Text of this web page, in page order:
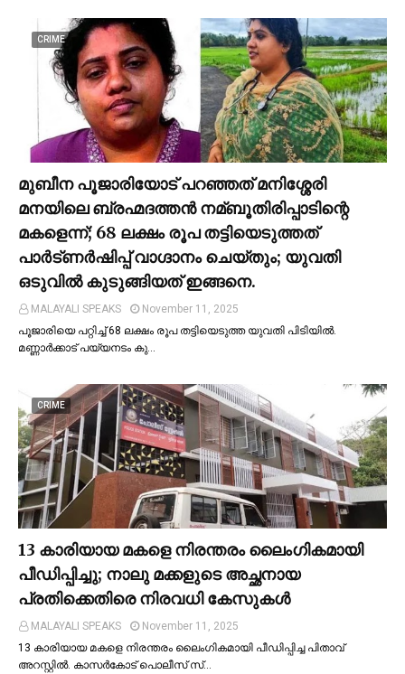
CRIME
മുബീന പൂജാരിയോട് പറഞ്ഞത് മനിശ്ശേരി
മനയിലെ ബ്രഹ്മദത്തൻ നമ്ബൂതിരിപ്പാടിന്റെ
മകളെന്ന്; 68 ലക്ഷം രൂപ തട്ടിയെടുത്തത്
പാര്‍ട്ണര്‍ഷിപ്പ് വാഗ്ദാനം ചെയ്തും; യുവതി
ഒടുവില്‍ കുടുങ്ങിയത് ഇങ്ങനെ.
MALAYALI SPEAKS
November 11, 2025
പൂജാരിയെ പറ്റിച്ച്‌ 68 ലക്ഷം രൂപ തട്ടിയെടുത്ത യുവതി പിടിയില്‍.
മണ്ണാർക്കാട് പയ്യനടം കു…
CRIME
13 കാരിയായ മകളെ നിരന്തരം ലൈംഗികമായി
പീഡിപ്പിച്ചു; നാലു മക്കളുടെ അച്ഛനായ
പ്രതിക്കെതിരെ നിരവധി കേസുകള്‍
MALAYALI SPEAKS
November 11, 2025
13 കാരിയായ മകളെ നിരന്തരം ലൈംഗികമായി പീഡിപ്പിച്ച പിതാവ്
അറസ്റ്റില്‍. കാസർകോട് പൊലീസ് സ്…